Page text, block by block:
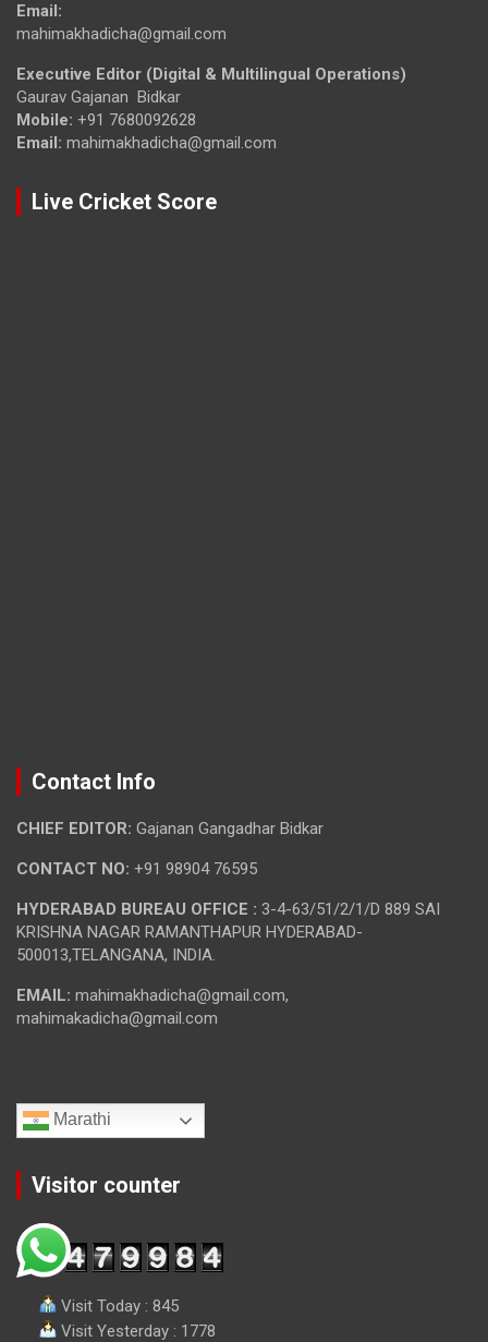
Email:
mahimakhadicha@gmail.com
Executive Editor (Digital & Multilingual Operations)
Gaurav Gajanan Bidkar
Mobile: +91 7680092628
Email: mahimakhadicha@gmail.com
Live Cricket Score
Contact Info
CHIEF EDITOR: Gajanan Gangadhar Bidkar
CONTACT NO: +91 98904 76595
HYDERABAD BUREAU OFFICE : 3-4-63/51/2/1/D 889 SAI
KRISHNA NAGAR RAMANTHAPUR HYDERABAD-
500013,TELANGANA, INDIA.
EMAIL: mahimakhadicha@gmail.com,
mahimakadicha@gmail.com
Marathi
Visitor counter
Visit Today : 845
Visit Yesterday : 1778